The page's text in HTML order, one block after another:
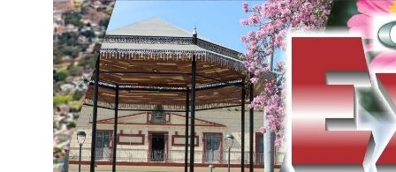
contenido